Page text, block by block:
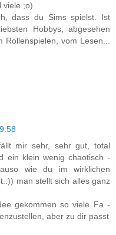
viele ;o)
dass du Sims spielst. Ist
Hobbys, abgesehen
Rollenspielen, vom Lesen...
mir sehr, sehr gut, total
ein klein wenig chaotisch -
wie du im wirklichen
man stellt sich alles ganz
gekommen so viele Fa -
aber zu dir passt